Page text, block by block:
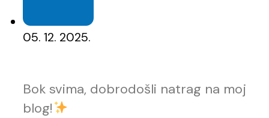
05. 12. 2025.
Bok svima, dobrodošli natrag na moj
blog!